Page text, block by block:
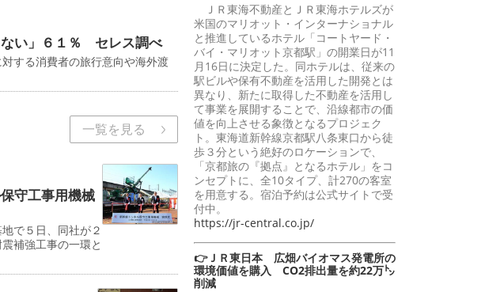
い」６１％ セレス調べ
する消費者の旅行意向や海外渡
一覧を見る
守工事用機械
で５日、同社が２
補強工事の一環と
ＪＲ東海不動産とＪＲ東海ホテルズが
米国のマリオット・インターナショナル
と推進しているホテル「コートヤード・
バイ・マリオット京都駅」の開業日が11
月16日に決定した。同ホテルは、従来の
駅ビルや保有不動産を活用した開発とは
異なり、新たに取得した不動産を活用し
て事業を展開することで、沿線都市の価
値を向上させる象徴となるプロジェク
ト。東海道新幹線京都駅八条東口から徒
歩３分という絶好のロケーションで、
「京都旅の『拠点』となるホテル」をコ
ンセプトに、全10タイプ、計270の客室
を用意する。宿泊予約は公式サイトで受
付中。
https://jr-central.co.jp/
👉ＪＲ東日本 広畑バイオマス発電所の
環境価値を購入 CO2排出量を約22万㌧
削減